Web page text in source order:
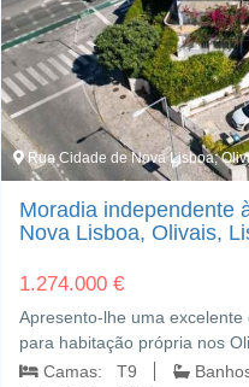
Rua Cidade de Nova Lisboa;
Moradia independente
Nova Lisboa, Olivais,
1.274.000 €
Apresento-lhe uma
para habitação própria nos
Camas: T9